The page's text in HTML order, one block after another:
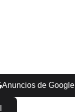
Anuncios de Google